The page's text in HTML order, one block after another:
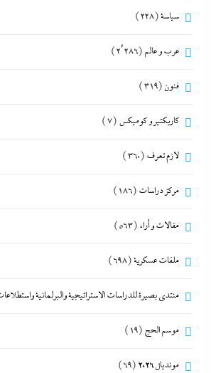
سياسة(228)
عرب و عالم (2٬286)
فنون (319)
كاريكتير و كوميكس (7)
لازم تعرف (360)
مركز دراسات (186)
مقالات و أراء (563)
ملفات عسكرية(698)
منتدى بصيرة للدراسات الاستراتيجية والبرلمانية
موسم الحج (19)
مونديال 2026 (69)